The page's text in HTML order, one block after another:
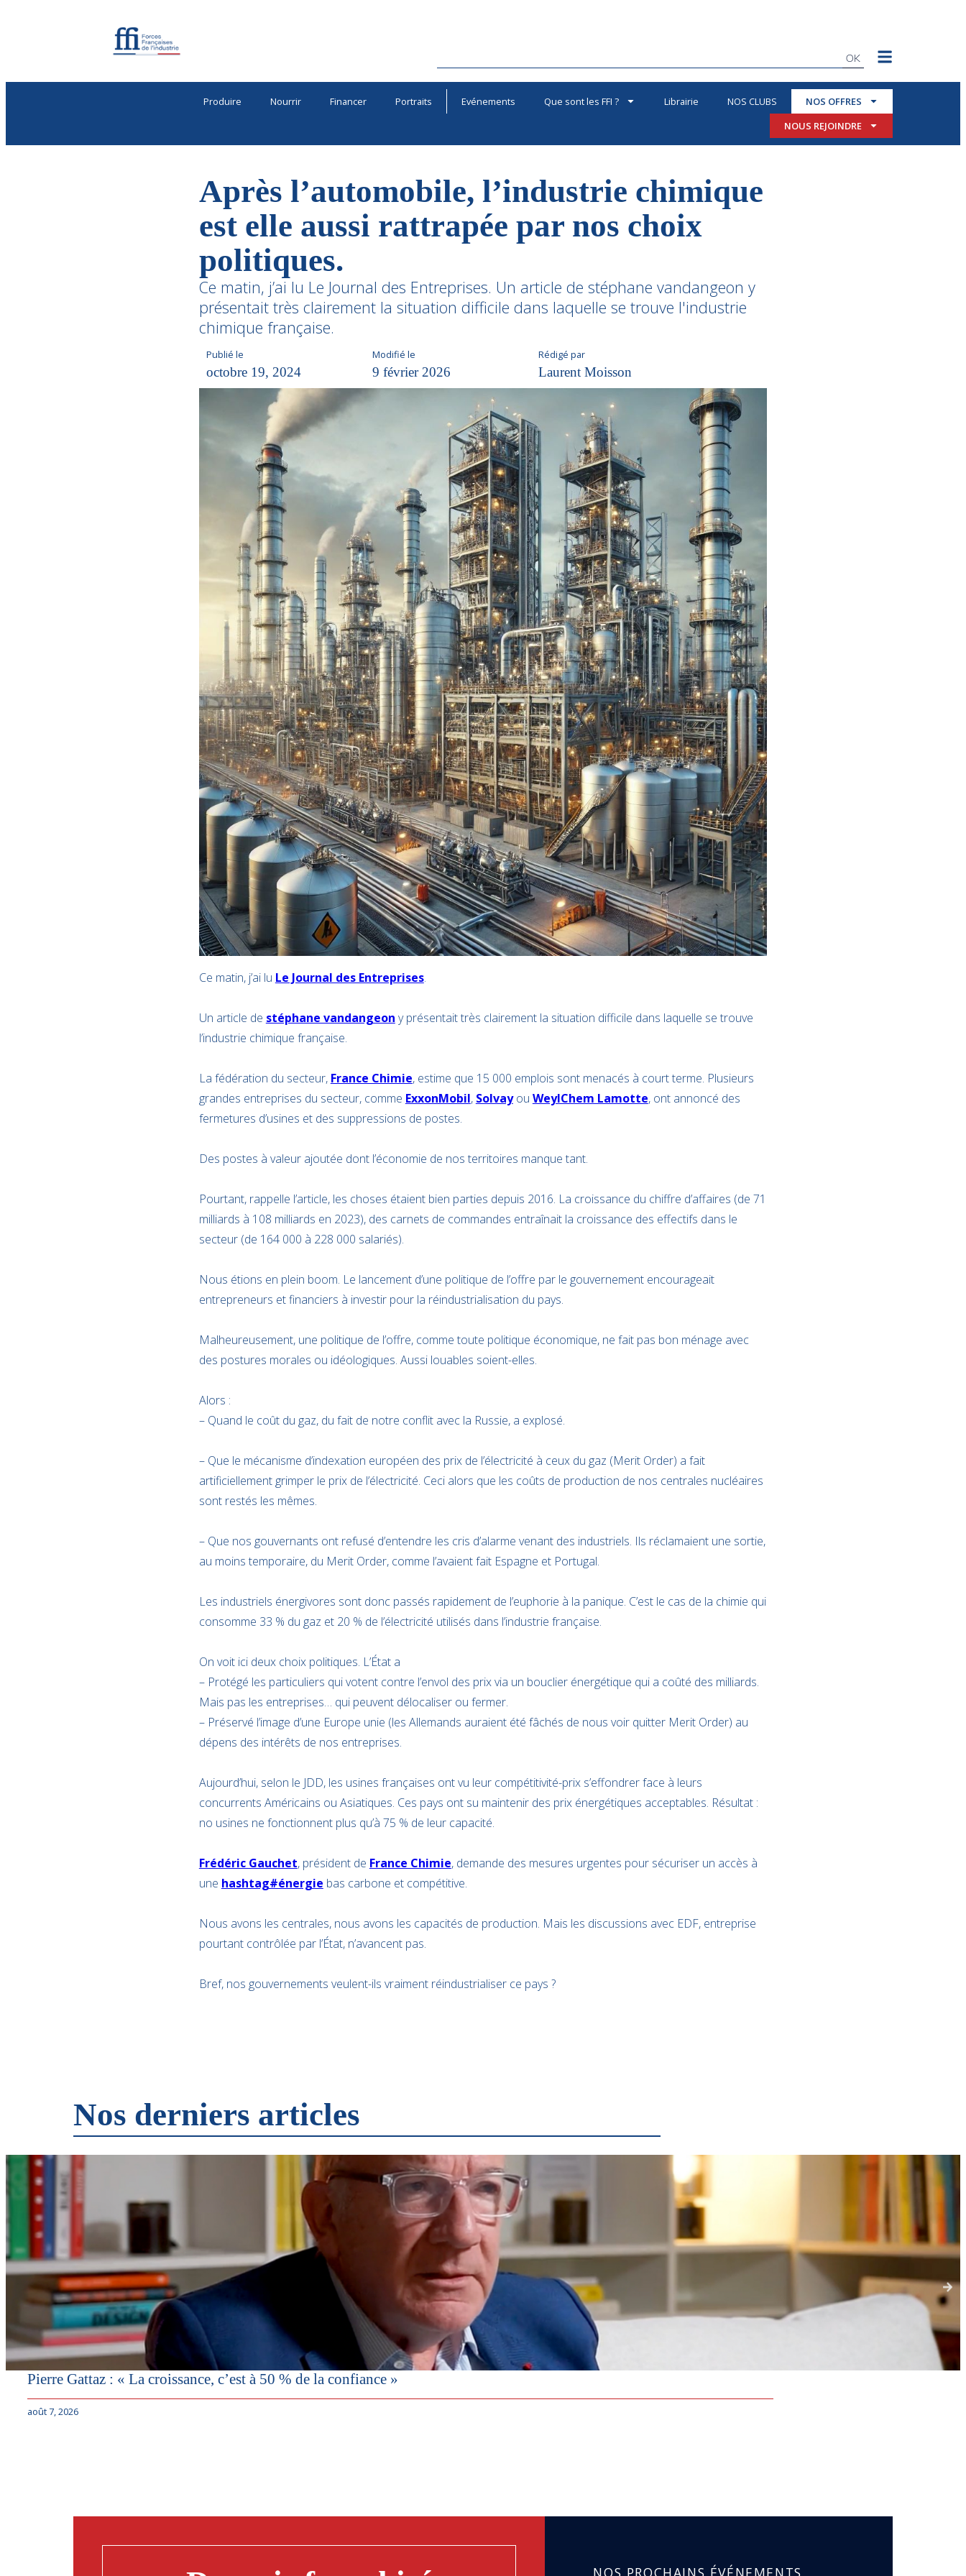
OK
Produire Nourrir Financer Portraits Evénements Que sont les FFI ? Librairie NOS CLUBS
NOS OFFRES
NOUS REJOINDRE
Après l’automobile, l’industrie chimique
est elle aussi rattrapée par nos choix
politiques.
Ce matin, j’ai lu Le Journal des Entreprises. Un article de stéphane vandangeon y
présentait très clairement la situation difficile dans laquelle se trouve l'industrie
chimique française.
Publié le
octobre 19, 2024
Modifié le
9 février 2026
Rédigé par
Laurent Moisson
Ce matin, j’ai lu Le Journal des Entreprises.
Un article de stéphane vandangeon y présentait très clairement la situation difficile dans laquelle se trouve
l’industrie chimique française.
La fédération du secteur, France Chimie, estime que 15 000 emplois sont menacés à court terme. Plusieurs
grandes entreprises du secteur, comme ExxonMobil, Solvayou WeylChem Lamotte, ont annoncé des
fermetures d’usines et des suppressions de postes.
Des postes à valeur ajoutée dont l’économie de nos territoires manque tant.
Pourtant, rappelle l’article, les choses étaient bien parties depuis 2016. La croissance du chiffre d’affaires (de 71
milliards à 108 milliards en 2023), des carnets de commandes entraînait la croissance des effectifs dans le
secteur (de 164 000 à 228 000 salariés).
Nous étions en plein boom. Le lancement d’une politique de l’offre par le gouvernement encourageait
entrepreneurs et financiers à investir pour la réindustrialisation du pays.
Malheureusement, une politique de l’offre, comme toute politique économique, ne fait pas bon ménage avec
des postures morales ou idéologiques. Aussi louables soient-elles.
Alors :
– Quand le coût du gaz, du fait de notre conflit avec la Russie, a explosé.
– Que le mécanisme d’indexation européen des prix de l’électricité à ceux du gaz (Merit Order) a fait
artificiellement grimper le prix de l’électricité. Ceci alors que les coûts de production de nos centrales nucléaires
sont restés les mêmes.
– Que nos gouvernants ont refusé d’entendre les cris d’alarme venant des industriels. Ils réclamaient une sortie,
au moins temporaire, du Merit Order, comme l’avaient fait Espagne et Portugal.
Les industriels énergivores sont donc passés rapidement de l’euphorie à la panique. C’est le cas de la chimie qui
consomme 33 % du gaz et 20 % de l’électricité utilisés dans l’industrie française.
On voit ici deux choix politiques. L’État a
– Protégé les particuliers qui votent contre l’envol des prix via un bouclier énergétique qui a coûté des milliards.
Mais pas les entreprises… qui peuvent délocaliser ou fermer.
– Préservé l’image d’une Europe unie (les Allemands auraient été fâchés de nous voir quitter Merit Order) au
dépens des intérêts de nos entreprises.
Aujourd’hui, selon le JDD, les usines françaises ont vu leur compétitivité-prix s’effondrer face à leurs
concurrents Américains ou Asiatiques. Ces pays ont su maintenir des prix énergétiques acceptables. Résultat :
no usines ne fonctionnent plus qu’à 75 % de leur capacité.
Frédéric Gauchet, président de France Chimie, demande des mesures urgentes pour sécuriser un accès à
une hashtag#énergie bas carbone et compétitive.
Nous avons les centrales, nous avons les capacités de production. Mais les discussions avec EDF, entreprise
pourtant contrôlée par l’État, n’avancent pas.
Bref, nos gouvernements veulent-ils vraiment réindustrialiser ce pays ?
Nos derniers articles
Pierre Gattaz : « La croissance, c’est à 50 % de la confiance »
août 7, 2026
NOS PROCHAINS ÉVÉNEMENTS